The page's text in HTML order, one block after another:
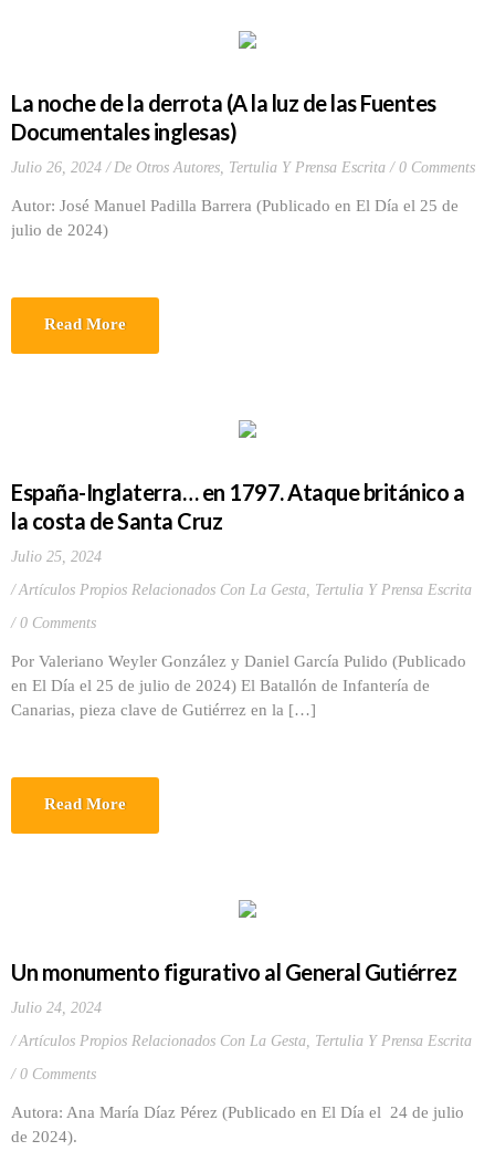
La noche de la derrota (A la luz de las Fuentes
Documentales inglesas)
Julio 26, 2024 De Otros Autores, Tertulia Y Prensa Escrita 0 Comments
Autor: José Manuel Padilla Barrera (Publicado en El Día el 25 de
julio de 2024)
Read More
España-Inglaterra… en 1797. Ataque británico a
la costa de Santa Cruz
Julio 25, 2024
Artículos Propios Relacionados Con La Gesta, Tertulia Y Prensa Escrita
0 Comments
Por Valeriano Weyler González y Daniel García Pulido (Publicado
en El Día el 25 de julio de 2024) El Batallón de Infantería de
Canarias, pieza clave de Gutiérrez en la […]
Read More
Un monumento figurativo al General Gutiérrez
Julio 24, 2024
Artículos Propios Relacionados Con La Gesta, Tertulia Y Prensa Escrita
0 Comments
Autora: Ana María Díaz Pérez (Publicado en El Día el 24 de julio
de 2024).